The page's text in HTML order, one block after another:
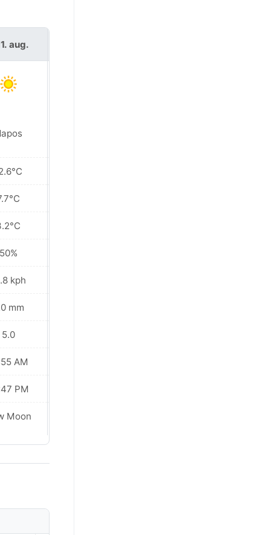
aug.
50%
kph
mm
5.0
AM
PM
Moon